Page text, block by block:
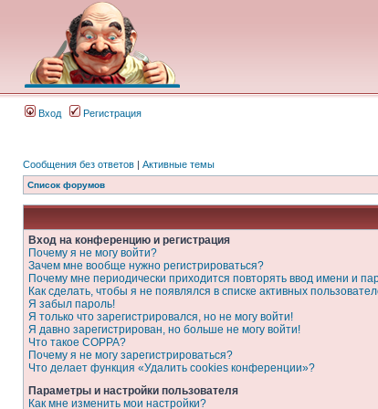
Вход Регистрация
Сообщения без ответов | Активные темы
Список форумов
Вход на конференцию и регистрация
Почему я не могу войти?
Зачем мне вообще нужно регистрироваться?
Почему мне периодически приходится повторять ввод имени и
Как сделать, чтобы я не появлялся в списке активных
Я забыл пароль!
Я только что зарегистрировался, но не могу войти!
Я давно зарегистрирован, но больше не могу войти!
Что такое COPPA?
Почему я не могу зарегистрироваться?
Что делает функция «Удалить cookies конференции»?
Параметры и настройки пользователя
Как мне изменить мои настройки?